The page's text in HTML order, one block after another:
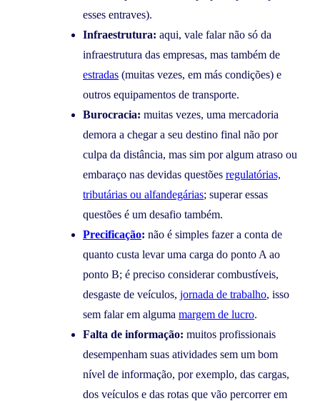
esses entraves).
Infraestrutura: aqui, vale falar não só da
infraestrutura das empresas, mas também de
estradas (muitas vezes, em más condições) e
outros equipamentos de transporte.
Burocracia: muitas vezes, uma mercadoria
demora a chegar a seu destino final não por
culpa da distância, mas sim por algum atraso ou
embaraço nas devidas questões regulatórias,
tributárias ou alfandegárias; superar essas
questões é um desafio também.
Precificação: não é simples fazer a conta de
quanto custa levar uma carga do ponto A ao
ponto B; é preciso considerar combustíveis,
desgaste de veículos, jornada de trabalho, isso
sem falar em alguma margem de lucro.
Falta de informação: muitos profissionais
desempenham suas atividades sem um bom
nível de informação, por exemplo, das cargas,
dos veículos e das rotas que vão percorrer em